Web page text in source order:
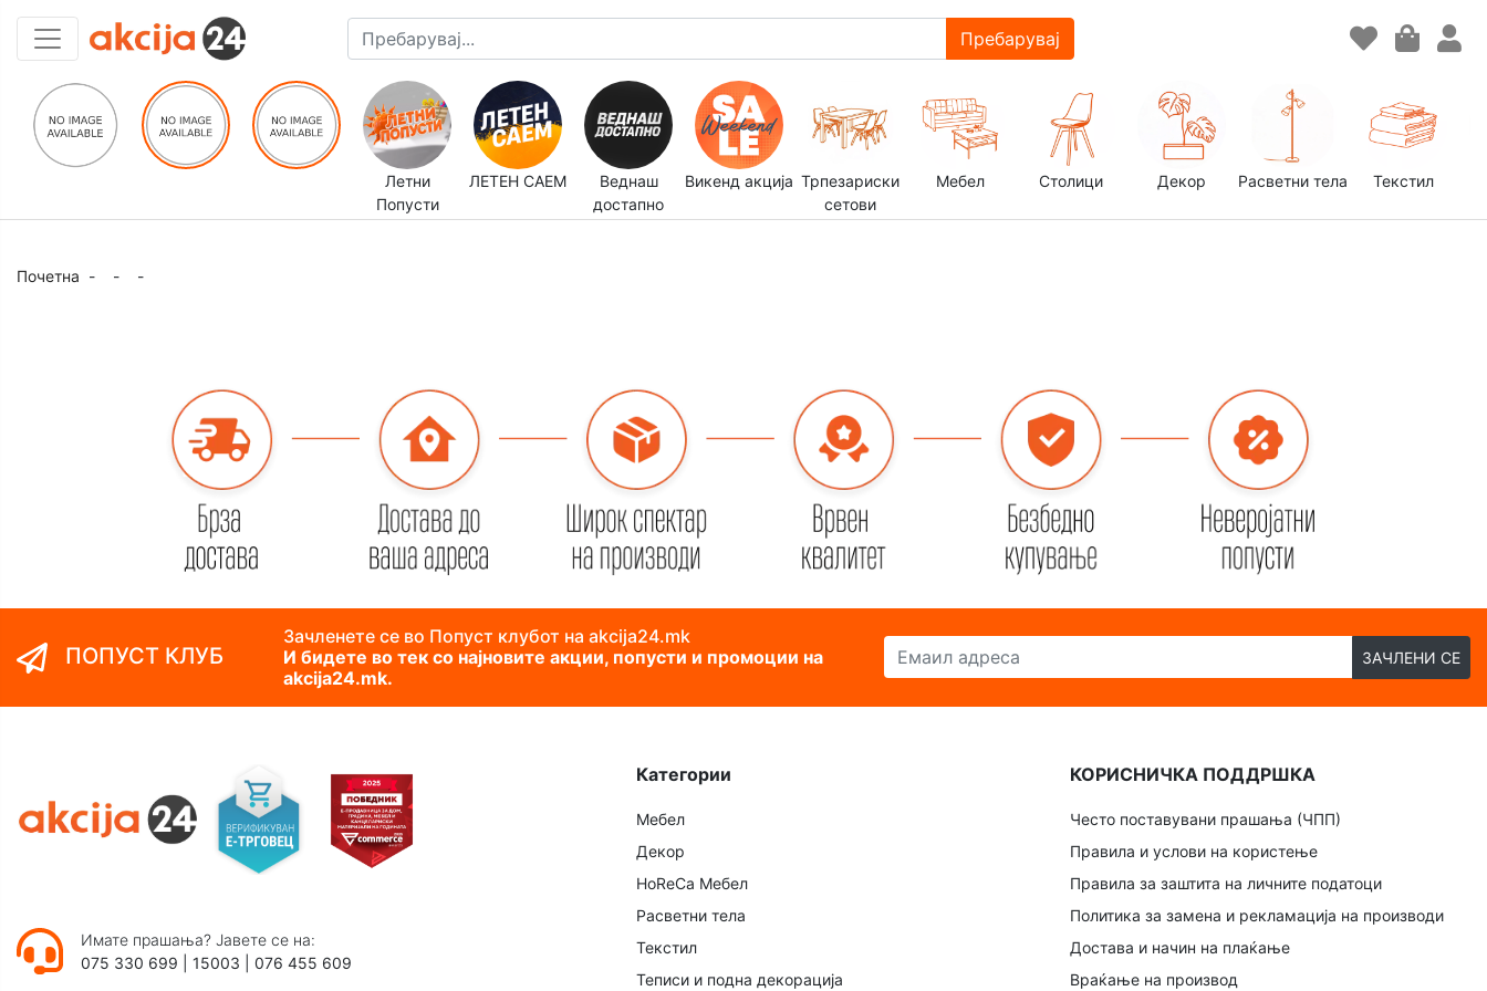
Пребарувај
Летни
Попусти
ЛЕТЕН САЕМ
Веднаш
достапно
Викенд акција Трпезариски
сетови
Мебел Столици Декор Расветни тела Текстил
Почетна - - -
ПОПУСТ КЛУБ
Зачленете се во Попуст клубот на akcija24.mk
И бидете во тек со најновите акции, попусти и промоции на
akcija24.mk.
Емаил адреса
ЗАЧЛЕНИ СЕ
Имате прашања? Јавете се на:
075 330 699
15003 076 455 609
Категории
Мебел
Декор
HoReCa Мебел
Расветни тела
Текстил
Теписи и подна декорација
КОРИСНИЧКА ПОДДРШКА
Често поставувани прашања (ЧПП)
Правила и услови на користење
Правила за заштита на личните податоци
Политика за замена и рекламација на производи
Достава и начин на плаќање
Враќање на производ